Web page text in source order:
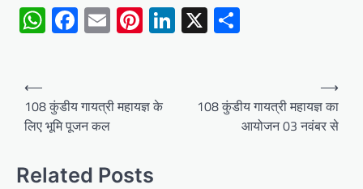
WhatsApp
Facebook
EmailPinterest
LinkedIn
X
Post
navigation
⟵
108 कुंडीय गायत्री महायज्ञ के
लिए भूमि पूजन कल
108 कुंडीय गायत्री महायज्ञ का
आयोजन 03 नवंबर से
⟶
Related Posts